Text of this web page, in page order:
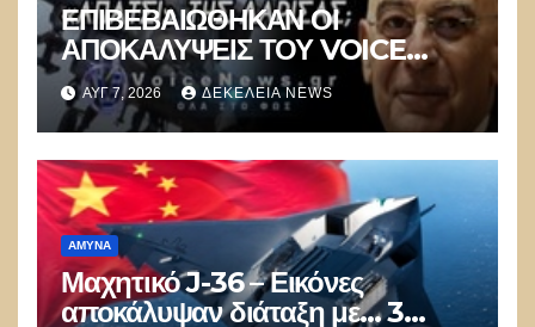
ΕΠΙΒΕΒΑΙΩΘΗΚΑΝ ΟΙ
ΑΠΟΚΑΛΥΨΕΙΣ ΤΟΥ VOICE
NEWS ΓΙΑ ΤΗΝ ΑΠΟΣΤΟΛΗ
ΕΛΛΗΝΙΚΩΝ APACHE ΣΤΟΝ
ΚΟΛΠΟ
ΑΥΓ 7, 2026 ΔΕΚΈΛΕΙΑ NEWS
ΑΜΥΝΑ
Μαχητικό J-36 – Εικόνες
αποκάλυψαν διάταξη με… 3